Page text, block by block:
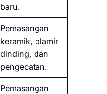
baru.
Pemasangan
keramik, plamir
dinding, dan
pengecatan.
Pemasangan